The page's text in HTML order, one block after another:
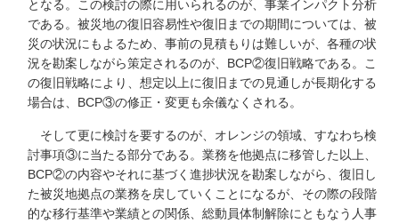
となる。この検討の際に用いられるのが、事業インパクト分析
である。被災地の復旧容易性や復旧までの期間については、被
災の状況にもよるため、事前の見積もりは難しいが、各種の状
況を勘案しながら策定されるのが、BCP②復旧戦略である。こ
の復旧戦略により、想定以上に復旧までの見通しが長期化する
場合は、BCP③の修正・変更も余儀なくされる。
そして更に検討を要するのが、オレンジの領域、すなわち検
討事項③に当たる部分である。業務を他拠点に移管した以上、
BCP②の内容やそれに基づく進捗状況を勘案しながら、復旧し
た被災地拠点の業務を戻していくことになるが、その際の段階
的な移行基準や業績との関係、総動員体制解除にともなう人事